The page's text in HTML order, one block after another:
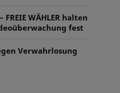
WÄHLER halten
fest
Verwahrlosung